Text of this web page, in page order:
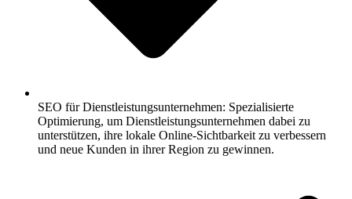
SEO für Dienstleistungsunternehmen: Spezialisierte
Optimierung, um Dienstleistungsunternehmen dabei zu
unterstützen, ihre lokale Online-Sichtbarkeit zu verbessern
und neue Kunden in ihrer Region zu gewinnen.